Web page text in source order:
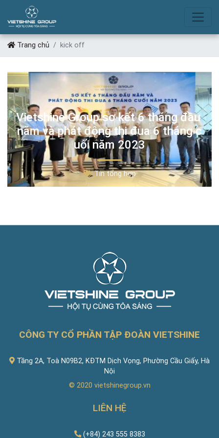
KICK OFF
Trang chủ kick off
Vietshine Group sơ kết 6 tháng đầu
năm và phát động thi đua 6 tháng c
uối năm 2023
Tin tổng hợp
CÔNG TY CỔ PHẦN TẬP ĐOÀN VIETSHINE
Tầng 2A, Toà N09B2, KĐTM Dịch Vọng, Phường Cầu Giấy, Hà
Nội
© 2020 vietshinegroup.vn
LIÊN HỆ
(+84) 243 555 8383